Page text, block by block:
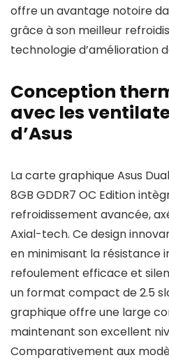
offre un avantage notoire
grâce à son meilleur
technologie d’amélioration
Conception
avec les
d’Asus
La carte graphique Asus
8GB GDDR7 OC Edition
refroidissement avancée,
Axial-tech. Ce design
en minimisant la résistance
refoulement efficace et
un format compact de 2.5
graphique offre une large
maintenant son excellent
Comparativement aux